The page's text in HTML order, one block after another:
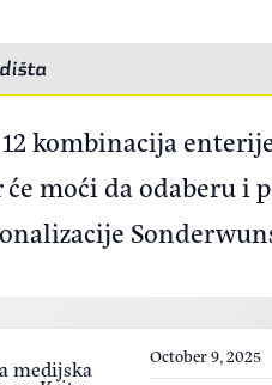
kombinacija
moći da odaberu i
October 9, 2025